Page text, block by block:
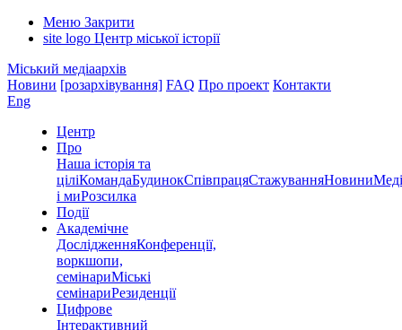
Меню Закрити
site logo Центр міської історії
Міський медіаархів
Новини [розархівування] FAQ Про проект Контакти
Eng
Центр
Про
Наша історія та
ціліКомандаБудинокСпівпрацяСтажуванняНовини
і миРозсилка
Події
Академічне
ДослідженняКонференції,
воркшопи,
семінариМіські
семінариРезиденції
Цифрове
Інтерактивний